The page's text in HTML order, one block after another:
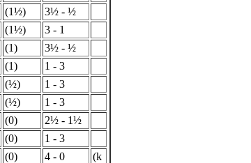
(1½)
3½ - ½
(1½)
3 - 1
(1)
3½ - ½
(1)
1 - 3
(½)
1 - 3
(½)
1 - 3
(0)
2½ - 1½
(0)
1 - 3
(0) 4 - 0 (k